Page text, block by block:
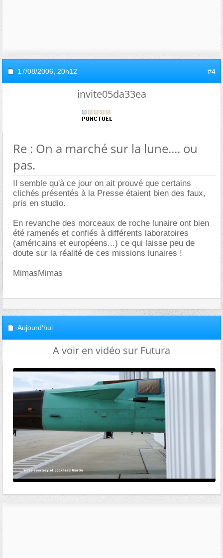
17/08/2006, 20h12 #4
invite05da33ea
Re : On a marché sur la lune.... ou
pas.
Il semble qu'à ce jour on ait prouvé que certains
clichés présentés à la Presse étaient bien des faux,
pris en studio.
En revanche des morceaux de roche lunaire ont bien
été ramenés et confiés à différents laboratoires
(américains et européens...) ce qui laisse peu de
doute sur la réalité de ces missions lunaires !
MimasMimas
Aujourd'hui
A voir en vidéo sur Futura